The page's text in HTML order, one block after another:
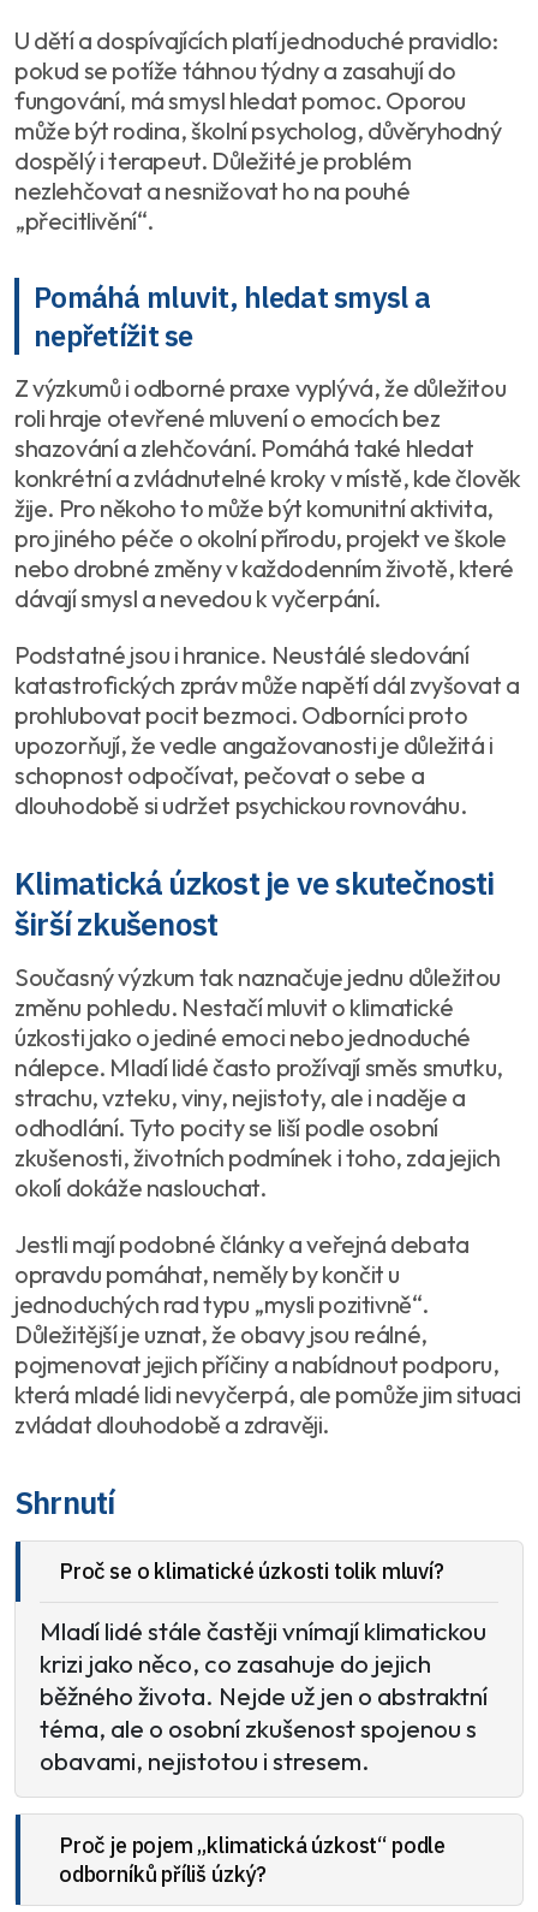
U dětí a dospívajících platí jednoduché pravidlo:
pokud se potíže táhnou týdny a zasahují do
fungování, má smysl hledat pomoc. Oporou
může být rodina, školní psycholog, důvěryhodný
dospělý i terapeut. Důležité je problém
nezlehčovat a nesnižovat ho na pouhé
„přecitlivění“.
Pomáhá mluvit, hledat smysl a
nepřetížit se
Z výzkumů i odborné praxe vyplývá, že důležitou
roli hraje otevřené mluvení o emocích bez
shazování a zlehčování. Pomáhá také hledat
konkrétní a zvládnutelné kroky v místě, kde člověk
žije. Pro někoho to může být komunitní aktivita,
pro jiného péče o okolní přírodu, projekt ve škole
nebo drobné změny v každodenním životě, které
dávají smysl a nevedou k vyčerpání.
Podstatné jsou i hranice. Neustálé sledování
katastrofických zpráv může napětí dál zvyšovat a
prohlubovat pocit bezmoci. Odborníci proto
upozorňují, že vedle angažovanosti je důležitá i
schopnost odpočívat, pečovat o sebe a
dlouhodobě si udržet psychickou rovnováhu.
Klimatická úzkost je ve skutečnosti
širší zkušenost
Současný výzkum tak naznačuje jednu důležitou
změnu pohledu. Nestačí mluvit o klimatické
úzkosti jako o jediné emoci nebo jednoduché
nálepce. Mladí lidé často prožívají směs smutku,
strachu, vzteku, viny, nejistoty, ale i naděje a
odhodlání. Tyto pocity se liší podle osobní
zkušenosti, životních podmínek i toho, zda jejich
okolí dokáže naslouchat.
Jestli mají podobné články a veřejná debata
opravdu pomáhat, neměly by končit u
jednoduchých rad typu „mysli pozitivně“.
Důležitější je uznat, že obavy jsou reálné,
pojmenovat jejich příčiny a nabídnout podporu,
která mladé lidi nevyčerpá, ale pomůže jim situaci
zvládat dlouhodobě a zdravěji.
Shrnutí
Proč se o klimatické úzkosti tolik mluví?
Mladí lidé stále častěji vnímají klimatickou
krizi jako něco, co zasahuje do jejich
běžného života. Nejde už jen o abstraktní
téma, ale o osobní zkušenost spojenou s
obavami, nejistotou i stresem.
Proč je pojem „klimatická úzkost“ podle
odborníků příliš úzký?